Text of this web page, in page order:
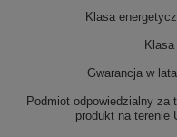
Podmiot odpowiedzialny za
produkt na terenie
Klasa
Klasa
Gwarancja w